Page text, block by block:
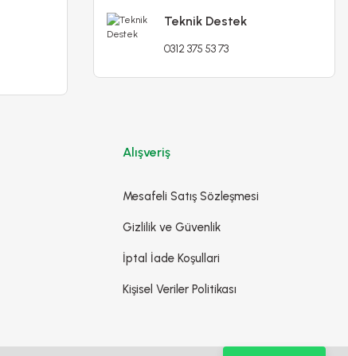
Teknik Destek
0312 375 53 73
Alışveriş
Mesafeli Satış Sözleşmesi
Gizlilik ve Güvenlik
İptal İade Koşullari
Kişisel Veriler Politikası